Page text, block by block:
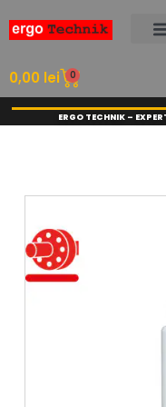
0,00 lei 0
ERGO TECHNIK –